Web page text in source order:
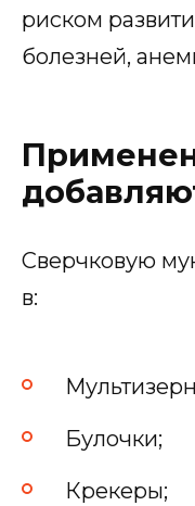
риском
болезней,
Сверчковую
в:
Булочки;
Крекеры;